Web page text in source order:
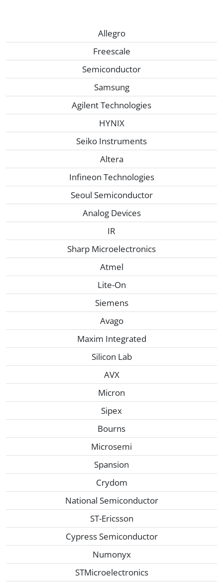
Allegro
Freescale
Semiconductor
Samsung
Agilent Technologies
HYNIX
Seiko Instruments
Altera
Infineon Technologies
Seoul Semiconductor
Analog Devices
IR
Sharp Microelectronics
Atmel
Lite-On
Siemens
Avago
Maxim Integrated
Silicon Lab
AVX
Micron
Sipex
Bourns
Microsemi
Spansion
Crydom
National Semiconductor
ST-Ericsson
Cypress Semiconductor
Numonyx
STMicroelectronics